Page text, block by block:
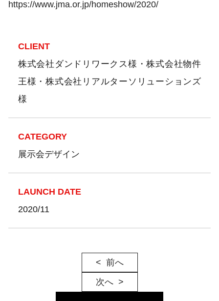
https://www.jma.or.jp/homeshow/2020/
CLIENT
株式会社ダンドリワークス様・株式会社物件
王様・株式会社リアルターソリューションズ
様
CATEGORY
展示会デザイン
LAUNCH DATE
2020/11
前へ
次へ